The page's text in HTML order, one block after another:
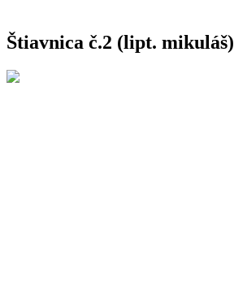
Štiavnica č.2 (lipt. mikuláš)